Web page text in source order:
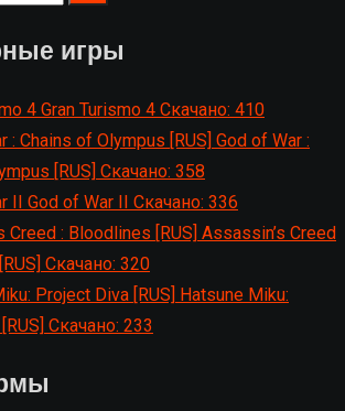
игры
Gran Turismo 4 Скачано: 410
God of War :
[RUS] Скачано: 358
God of War II
Скачано: 336
Assassin’s Creed
Скачано: 320
Hatsune Miku:
Скачано: 233